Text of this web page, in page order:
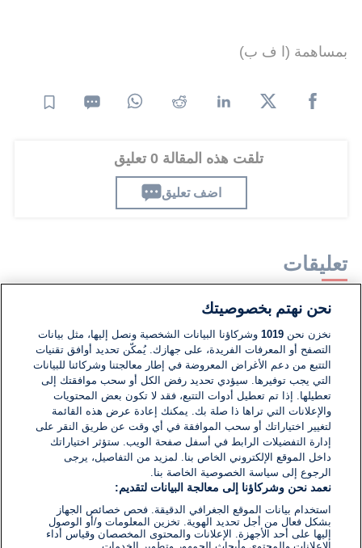
بمساهمة (ا ف ب)
تلقت هذه المقالة 0 تعليق
اضف تعليق
تعليقات
لا توجد تعليقات مكتوبة حتى الآن. كن الأول!
اكتب تعليقًا جديدًا ...
نحن نهتم بخصوصيتك
نخزن نحن1019 وشركاؤنا البيانات الشخصية ونصل إليها، مثل بيانات
التصفح أو المعرفات الفريدة، على جهازك. يُمكّن تحديد أوافق تقنيات
التتبع من دعم الأغراض المعروضة في إطار معالجتنا وشركائنا للبيانات
التي يجب توفيرها. سيؤدي تحديد رفض الكل أو سحب موافقتك إلى
تعطيلها. إذا تم تعطيل أدوات التتبع، فقد لا تكون بعض المحتويات
والإعلانات التي تراها ذا صلة بك. يمكنك إعادة عرض هذه القائمة
لتغيير اختياراتك أو سحب الموافقة في أي وقت عن طريق النقر على
إدارة التفضيلات الرابط في أسفل صفحة الويب. ستؤثر اختياراتك
داخل الموقع الإلكتروني الخاص بنا. لمزيد من التفاصيل، يرجى
الرجوع إلى سياسة الخصوصية الخاصة بنا.
نعمد نحن وشركاؤنا إلى معالجة البيانات لتقديم:
استخدام بيانات الموقع الجغرافي الدقيقة. فحص خصائص الجهاز
بشكل فعال من أجل تحديد الهوية. تخزين المعلومات و/أو الوصول
إليها على أحد الأجهزة. الإعلانات والمحتوى المخصصان وقياس أداء